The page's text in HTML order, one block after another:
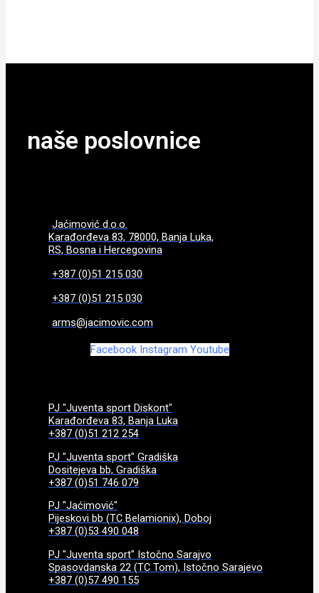
naše poslovnice
Jaćimović d.o.o.
Karađorđeva 83, 78000, Banja Luka,
RS, Bosna i Hercegovina
+387 (0)51 215 030
+387 (0)51 215 030
arms@jacimovic.com
Facebook Instagram Youtube
PJ "Juventa sport Diskont"
Karađorđeva 83, Banja Luka
+387 (0)51 212 254
PJ "Juventa sport" Gradiška
Dositejeva bb, Gradiška
+387 (0)51 746 079
PJ "Jaćimović"
Pijeskovi bb (TC Belamionix), Doboj
+387 (0)53 490 048
PJ "Juventa sport" Istočno Sarajvo
Spasovdanska 22 (TC Tom), Istočno Sarajevo
+387 (0)57 490 155